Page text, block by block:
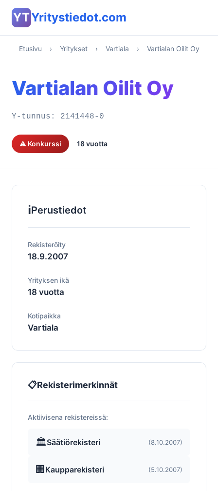
YTYritystiedot.com
Etusivu › Yritykset › Vartiala › Vartialan Oilit Oy
Vartialan Oilit Oy
Y-tunnus: 2141448-0
⚠️ Konkurssi 18 vuotta
ℹ️Perustiedot
Rekisteröity
18.9.2007
Yrityksen ikä
18 vuotta
Kotipaikka
Vartiala
📋Rekisterimerkinnät
Aktiivisena rekistereissä:
🏛️Säätiörekisteri (8.10.2007)
🏢 Kaupparekisteri (5.10.2007)